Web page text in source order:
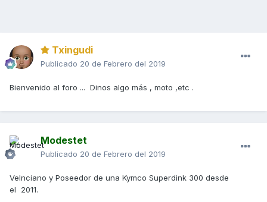
Txingudi
Publicado 20 de Febrero del 2019
Bienvenido al foro ... Dinos algo más , moto ,etc .
Modestet
Publicado 20 de Febrero del 2019
Velnciano y Poseedor de una Kymco Superdink 300 desde
el 2011.